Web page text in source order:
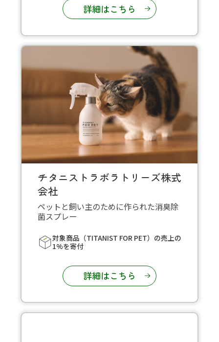
詳細はこちら
チタニストラボラトリーズ株式
会社
ペットと飼い主のために作られた消臭除
菌スプレー
対象商品（TITANIST FOR PET）の売上の
1%を寄付
詳細はこちら